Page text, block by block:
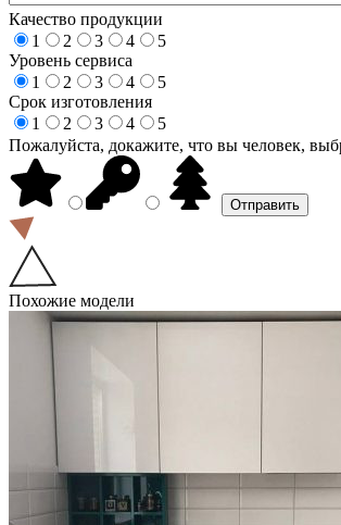
Качество продукции
1
2 3 4
5
Уровень сервиса
1
2 3 4
5
Срок изготовления
1
2 3 4
5
Пожалуйста, докажите, что вы человек,
Похожие модели